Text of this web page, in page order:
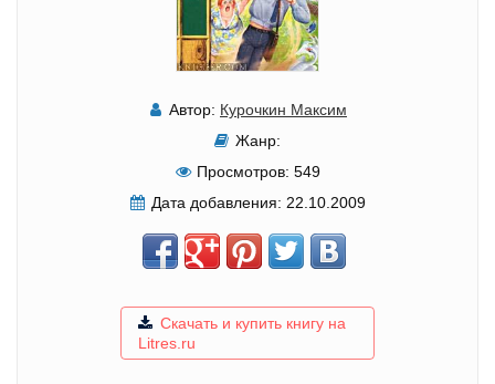
Автор: Курочкин Максим
Жанр:
Просмотров: 549
Дата добавления: 22.10.2009
Скачать и купить книгу на
Litres.ru